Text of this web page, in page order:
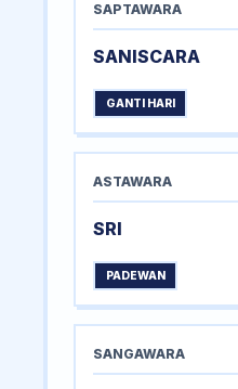
SAPTAWARA
SANISCARA
GANTI HARI
ASTAWARA
SRI
PADEWAN
SANGAWARA